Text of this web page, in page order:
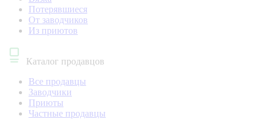
Потерявшиеся
От заводчиков
Из приютов
Каталог продавцов
Все продавцы
Заводчики
Приюты
Частные продавцы